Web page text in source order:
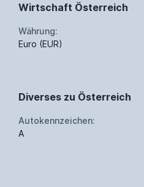
Wirtschaft Österreich
Währung:
Euro (EUR)
Diverses zu Österreich
Autokennzeichen:
A